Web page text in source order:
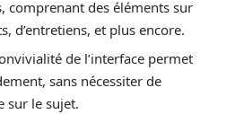
comprenant des éléments sur
d’entretiens, et plus encore.
de l’interface permet
sans nécessiter de
sur le sujet.